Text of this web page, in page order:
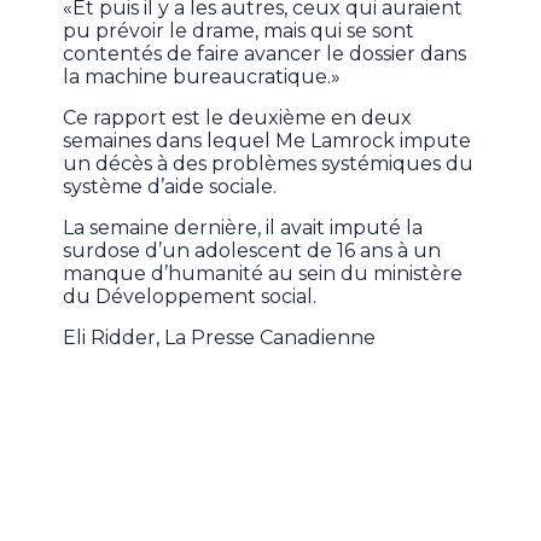
«Et puis il y a les autres, ceux qui auraient
pu prévoir le drame, mais qui se sont
contentés de faire avancer le dossier dans
la machine bureaucratique.»
Ce rapport est le deuxième en deux
semaines dans lequel Me Lamrock impute
un décès à des problèmes systémiques du
système d’aide sociale.
La semaine dernière, il avait imputé la
surdose d’un adolescent de 16 ans à un
manque d’humanité au sein du ministère
du Développement social.
Eli Ridder, La Presse Canadienne